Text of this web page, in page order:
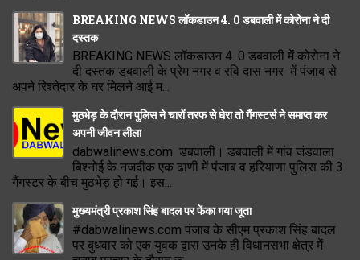
BREAKING NEWS लॉकडाउन 4. 0 डबवाली में कोरोना ने दी
दस्तक
BREAKING NEWS लॉकडाउन 4. 0 डबवाली में कोरोना ने
दी दस्तक डबवाली के प्रेम नगर व रवि दास नगर में पंजाब से
अपने रिश्तेदार के घर मिलने आई म...
मुठभेड़ के दौरान पुलिस ने चारों तरफ से घेरा तो गैंगस्टर्स ने समाप्त कर
अपनी जीवन लीला
dabwalinews.com डबवाली। डबवाली में गांव जंडवाला
बिश्नोई के नजदीक एक ढाणी में पंजाब व हरियाणा पुलिस की 3
गैंगस्टर के बीच मुठभेड़ हो गई। इस...
मुख्यमंत्री प्रकाश सिंह बादल पर फेंका गया जूता
#dabwalinews.com पंजाब के सीएम प्रकाश सिंह बादल
पर बुधवार को एक युवक द्वारा उनके ही विधानसभा क्षेत्र में